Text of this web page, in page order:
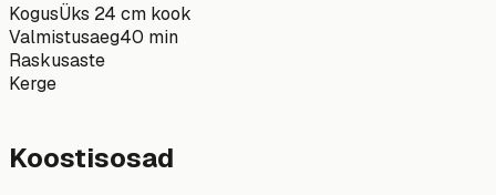
KogusÜks 24 cm kook
Valmistusaeg40 min
Raskusaste
Kerge
Koostisosad